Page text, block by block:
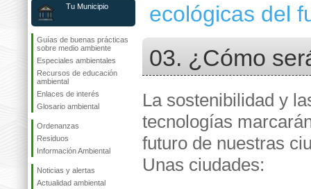
Tu Municipio
Guías de buenas prácticas
sobre medio ambiente
Especiales ambientales
Recursos de educación
ambiental
Enlaces de interés
Glosario ambiental
Ordenanzas
Residuos
Información Ambiental
Noticias y alertas
Actualidad ambiental
ecológicas del
03. ¿Cómo
La sostenibilidad y
tecnologías
futuro de nuestras
Unas ciudades: